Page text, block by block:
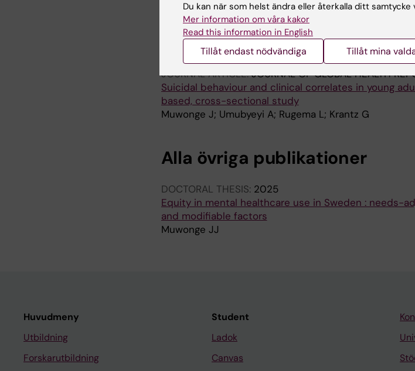
ARTICLE:LANCET PUBLIC HEALTH.2020;5(11):e583-
Prevalence of parental mental illness and
among children in Sweden between 2006 and 2016:
Pierce M; Abel KM; Muwonge JJ; Wicks S; Nevriana
JOURNAL ARTICLE:JOURNAL OF GLOBAL HEALTH
Suicidal behaviour and clinical correlates in young
based, cross-sectional study
Muwonge J; Umubyeyi A; Rugema L; Krantz G
Alla övriga publikationer
DOCTORAL THESIS: 2025
Equity in mental healthcare use in Sweden : needs-
and modifiable factors
Muwonge JJ
Huvudmeny
Utbildning
Forskarutbildning
Student
Ladok
Canvas
Du kan när som helst ändra eller återkalla ditt
Mer information om våra kakor
Read this information in English
Tillåt endast nödvändiga Tillåt mina